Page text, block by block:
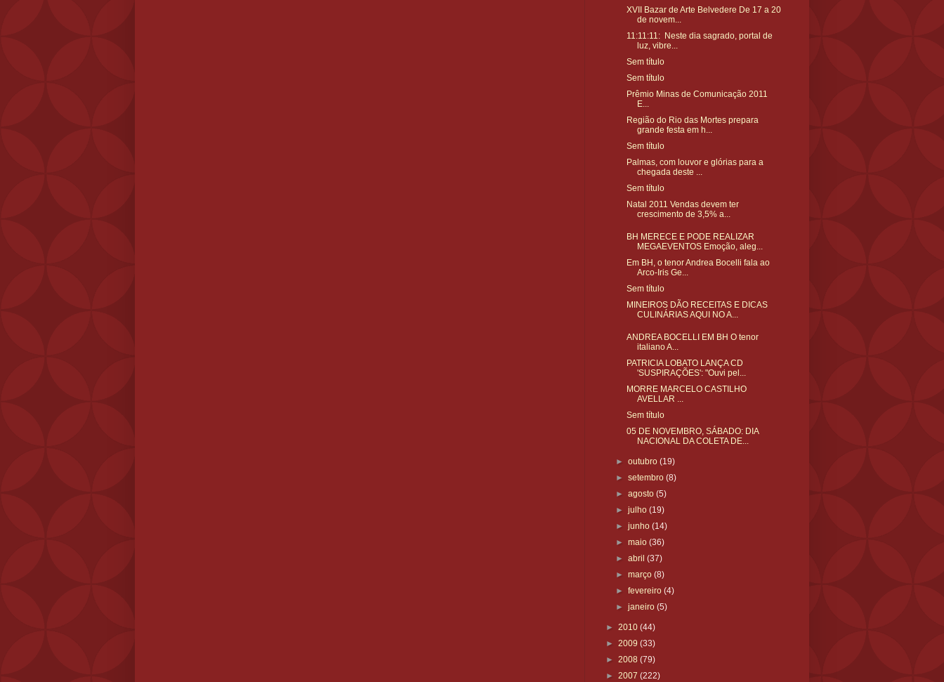
XVII Bazar de Arte Belvedere De 17 a 20
de novem...
11:11:11: Neste dia sagrado, portal de
luz, vibre...
Sem título
Sem título
Prêmio Minas de Comunicação 2011
E...
Região do Rio das Mortes prepara
grande festa em h...
Sem título
Palmas, com louvor e glórias para a
chegada deste ...
Sem título
Natal 2011 Vendas devem ter
crescimento de 3,5% a...
BH MERECE E PODE REALIZAR
MEGAEVENTOS Emoção, aleg...
Em BH, o tenor Andrea Bocelli fala ao
Arco-Iris Ge...
Sem título
MINEIROS DÃO RECEITAS E DICAS
CULINÁRIAS AQUI NO A...
ANDREA BOCELLI EM BH O tenor
italiano A...
PATRICIA LOBATO LANÇA CD
'SUSPIRAÇÕES': "Ouvi pel...
MORRE MARCELO CASTILHO
AVELLAR ...
Sem título
05 DE NOVEMBRO, SÁBADO: DIA
NACIONAL DA COLETA DE...
►outubro(19)
►setembro(8)
►agosto(5)
►julho(19)
►junho(14)
►maio(36)
►abril(37)
►março(8)
►fevereiro(4)
►janeiro(5)
► 2010 (44)
► 2009 (33)
► 2008 (79)
► 2007 (222)